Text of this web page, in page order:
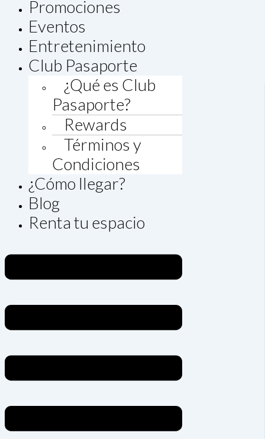
Promociones
Eventos
Entretenimiento
Club Pasaporte
¿Qué es Club
Pasaporte?
Rewards
Términos y
Condiciones
¿Cómo llegar?
Blog
Renta tu espacio